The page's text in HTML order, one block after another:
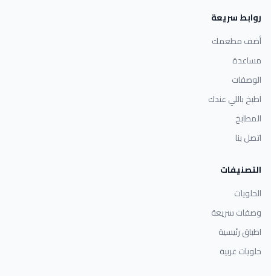
روابط سريعة
أضف مطعمك
مساعدة
الوصفات
اطبخ باللي عندك
المطابخ
اتصل بنا
التصنيفات
الحلويات
وصفات سريعة
اطباق رئيسية
حلويات غربية